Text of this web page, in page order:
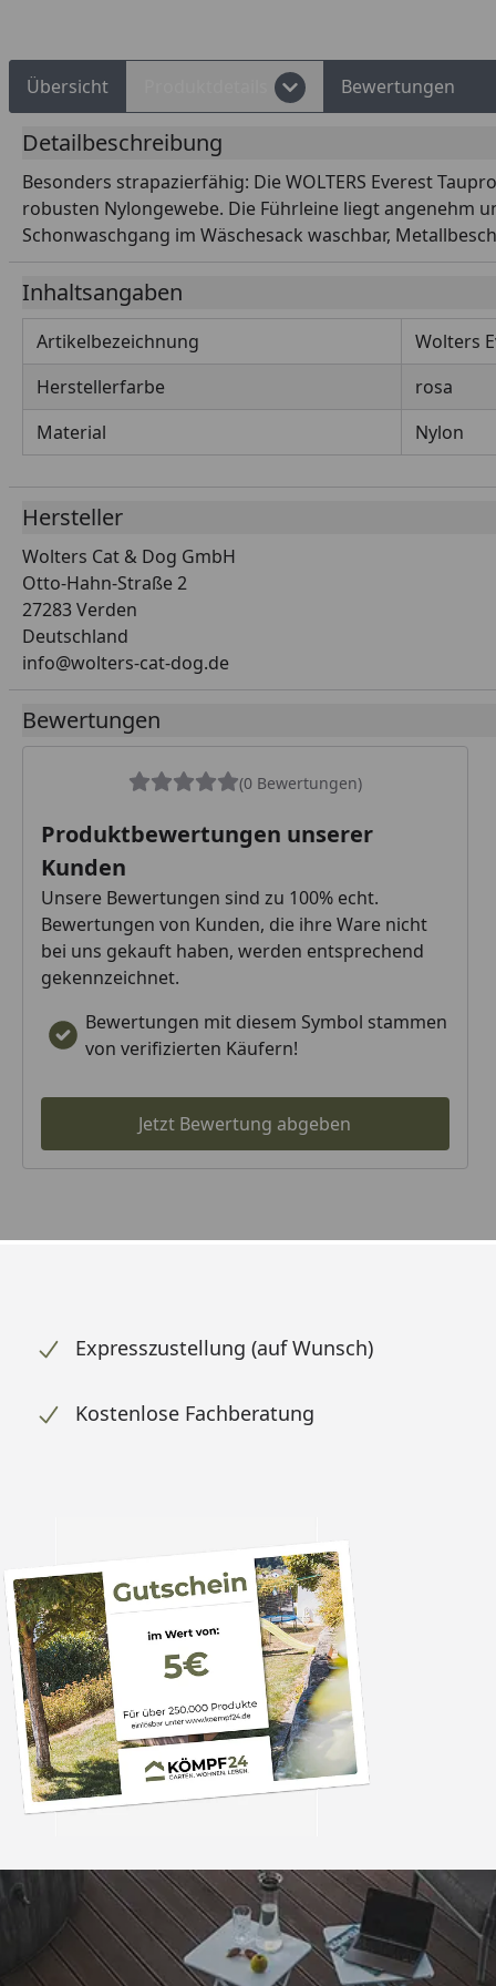
Übersicht Bewertungen
Detailbeschreibung
Besonders strapazierfähig: Die WOLTERS Everest
robusten Nylongewebe. Die Führleine liegt angenehm
Schonwaschgang im Wäschesack waschbar,
Inhaltsangaben
Artikelbezeichnung
Wolters
Herstellerfarbe
rosa
Material
Nylon
Hersteller
Wolters Cat & Dog GmbH
Otto-Hahn-Straße 2
27283 Verden
Deutschland
info@wolters-cat-dog.de
Bewertungen
(0 Bewertungen)
Produktbewertungen unserer
Kunden
Unsere Bewertungen sind zu 100% echt.
Bewertungen von Kunden, die ihre Ware nicht
bei uns gekauft haben, werden entsprechend
gekennzeichnet.
Bewertungen mit diesem Symbol stammen
von verifizierten Käufern!
Jetzt Bewertung abgeben
Expresszustellung (auf Wunsch)
Kostenlose Fachberatung
Trusted Shops